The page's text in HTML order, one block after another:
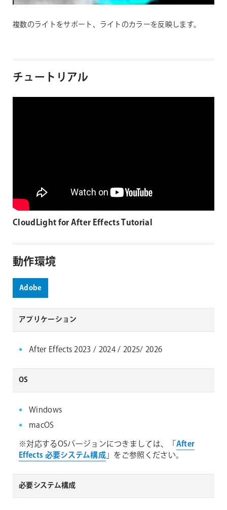
複数のライトをサポート、ライトのカラーを反映します。
チュートリアル
CloudLight for After Effects Tutorial
動作環境
Adobe
アプリケーション
After Effects 2023 / 2024 / 2025/ 2026
OS
Windows
macOS
※対応するOSバージョンにつきましては、「 After
Effects 必要システム構成」をご参照ください。
必要システム構成